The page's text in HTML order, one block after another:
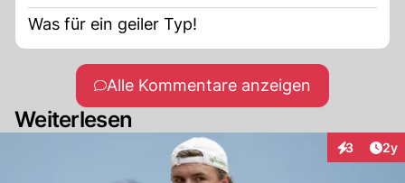
Was für ein geiler Typ!
Alle Kommentare anzeigen
Weiterlesen
3 2y